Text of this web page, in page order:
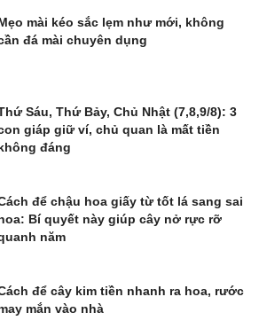
mài kéo sắc lẹm như mới, không
đá mài chuyên dụng
Sáu, Thứ Bảy, Chủ Nhật (7,8,9/8): 3
giáp giữ ví, chủ quan là mất tiền
đáng
để chậu hoa giấy từ tốt lá sang sai
Bí quyết này giúp cây nở rực rỡ
năm
để cây kim tiền nhanh ra hoa, rước
mắn vào nhà